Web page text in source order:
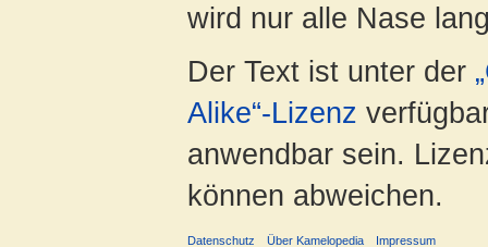
wird nur alle Nase
Der Text ist unter der
Alike“-Lizenz
anwendbar sein.
können abweichen.
Datenschutz Über Kamelopedia Impressum